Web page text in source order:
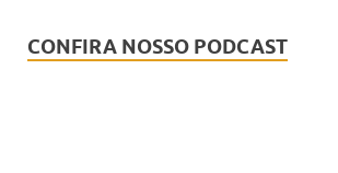
CONFIRA NOSSO PODCAST